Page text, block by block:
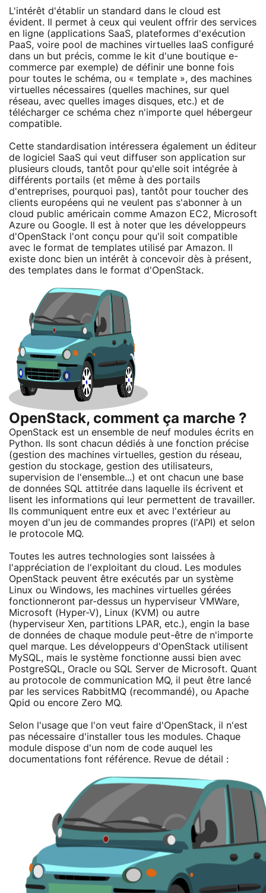
L'intérêt d'établir un standard dans le cloud est
évident. Il permet à ceux qui veulent offrir des services
en ligne (applications SaaS, plateformes d'exécution
PaaS, voire pool de machines virtuelles IaaS configuré
dans un but précis, comme le kit d'une boutique e-
commerce par exemple) de définir une bonne fois
pour toutes le schéma, ou « template », des machines
virtuelles nécessaires (quelles machines, sur quel
réseau, avec quelles images disques, etc.) et de
télécharger ce schéma chez n'importe quel hébergeur
compatible.
Cette standardisation intéressera également un éditeur
de logiciel SaaS qui veut diffuser son application sur
plusieurs clouds, tantôt pour qu'elle soit intégrée à
différents portails (et même à des portails
d'entreprises, pourquoi pas), tantôt pour toucher des
clients européens qui ne veulent pas s'abonner à un
cloud public américain comme Amazon EC2, Microsoft
Azure ou Google. Il est à noter que les développeurs
d'OpenStack l'ont conçu pour qu'il soit compatible
avec le format de templates utilisé par Amazon. Il
existe donc bien un intérêt à concevoir dès à présent,
des templates dans le format d'OpenStack.
OpenStack, comment ça marche ?
OpenStack est un ensemble de neuf modules écrits en
Python. Ils sont chacun dédiés à une fonction précise
(gestion des machines virtuelles, gestion du réseau,
gestion du stockage, gestion des utilisateurs,
supervision de l'ensemble...) et ont chacun une base
de données SQL attitrée dans laquelle ils écrivent et
lisent les informations qui leur permettent de travailler.
Ils communiquent entre eux et avec l'extérieur au
moyen d'un jeu de commandes propres (l'API) et selon
le protocole MQ.
Toutes les autres technologies sont laissées à
l'appréciation de l'exploitant du cloud. Les modules
OpenStack peuvent être exécutés par un système
Linux ou Windows, les machines virtuelles gérées
fonctionneront par-dessus un hyperviseur VMWare,
Microsoft (Hyper-V), Linux (KVM) ou autre
(hyperviseur Xen, partitions LPAR, etc.), engin la base
de données de chaque module peut-être de n'importe
quel marque. Les développeurs d'OpenStack utilisent
MySQL, mais le système fonctionne aussi bien avec
PostgreSQL, Oracle ou SQL Server de Microsoft. Quant
au protocole de communication MQ, il peut être lancé
par les services RabbitMQ (recommandé), ou Apache
Qpid ou encore Zero MQ.
Selon l'usage que l'on veut faire d'OpenStack, il n'est
pas nécessaire d'installer tous les modules. Chaque
module dispose d'un nom de code auquel les
documentations font référence. Revue de détail :